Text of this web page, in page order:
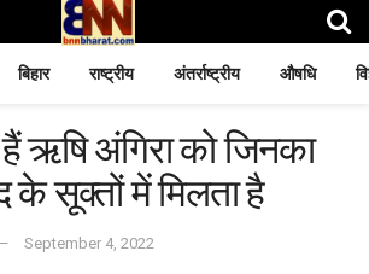
बिहार राष्ट्रीय अंतर्राष्ट्रीय औषधि
ऋषि अंगिरा को जिनका
सूक्तों में मिलता है
September 4, 2022